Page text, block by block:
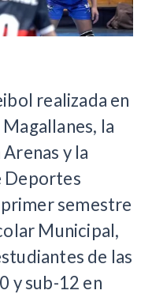
realizada en
la
y la
Deportes
semestre
Municipal,
de las
y sub-12 en